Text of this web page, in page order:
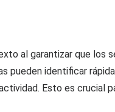
al garantizar que los
pueden identificar
Esto es crucial